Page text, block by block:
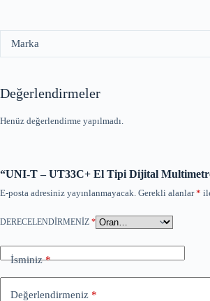
Marka
Değerlendirmeler
Henüz değerlendirme yapılmadı.
“UNI-T – UT33C+ El Tipi Dijital
E-posta adresiniz yayınlanmayacak. Gerekli alanlar*
DERECELENDIRMENIZ *
İsminiz*
Değerlendirmeniz *